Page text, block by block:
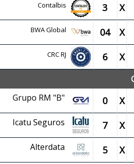
Contalbis 3 X
BWA Global 04 X
CRC RJ 6 X
Grupo RM "B" 0 X
Icatu Seguros 7 X
Alterdata 5 X